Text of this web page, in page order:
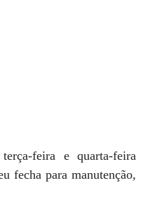
feira e quarta-feira
fecha para manutenção,